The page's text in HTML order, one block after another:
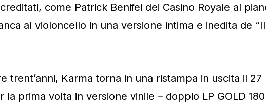
come Patrick Benifei dei Casino Royale al
al violoncello in una versione intima e inedita de “Il
trent’anni, Karma torna in una ristampa in uscita il 27
la prima volta in versione vinile – doppio LP GOLD 180